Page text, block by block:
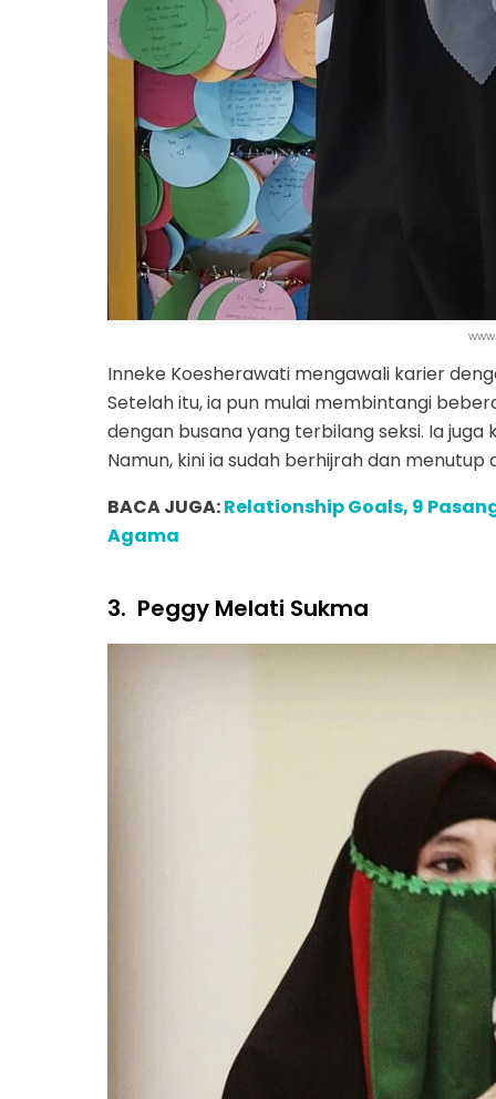
Inneke Koesherawati mengawali karier
Setelah itu, ia pun mulai membintangi
dengan busana yang terbilang seksi. Ia
Namun, kini ia sudah berhijrah dan menutup
BACA JUGA:Relationship Goals, 9
Agama
3. Peggy Melati Sukma